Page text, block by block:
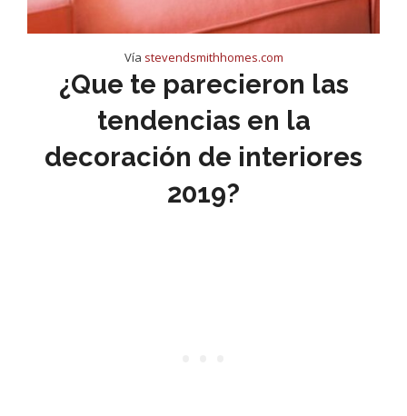
Vía stevendsmithhomes.com
¿Que te parecieron las
tendencias en la
decoración de interiores
2019?